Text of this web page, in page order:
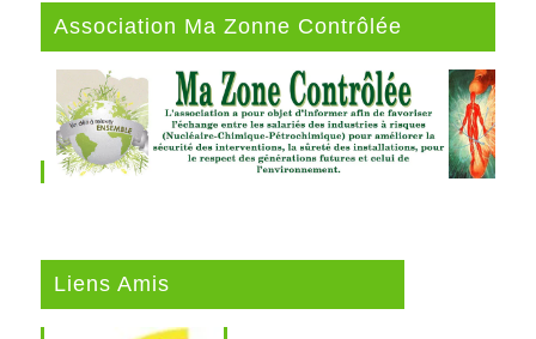
Association Ma Zonne Contrôlée
Liens Amis